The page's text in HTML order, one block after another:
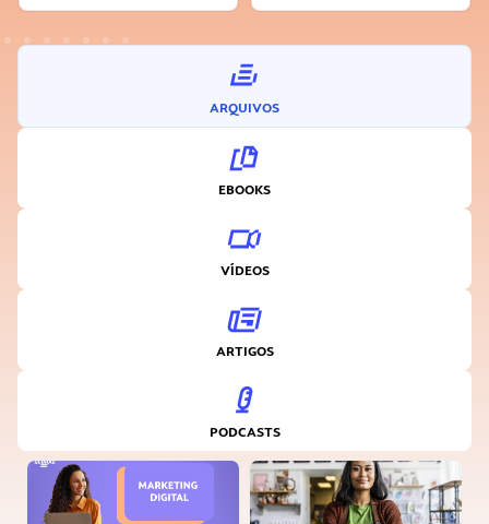
ARQUIVOS
EBOOKS
VÍDEOS
ARTIGOS
PODCASTS